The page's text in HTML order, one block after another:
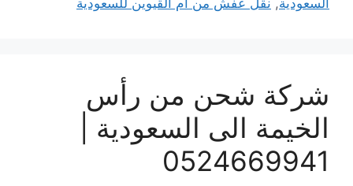
شركة شحن من رأس
الخيمة الى السعودية |
0524669941